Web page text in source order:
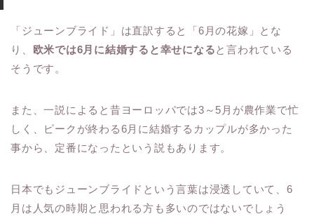
「ジューンブライド」は直訳すると「6月の花嫁」とな
り、 欧米では6月に結婚すると幸せになると言われている
そうです。
また、一説によると昔ヨーロッパでは3～5月が農作業で忙
しく、ピークが終わる6月に結婚するカップルが多かった
事から、定番になったという説もあります。
日本でもジューンブライドという言葉は浸透していて、6
月は人気の時期と思われる方も多いのではないでしょう